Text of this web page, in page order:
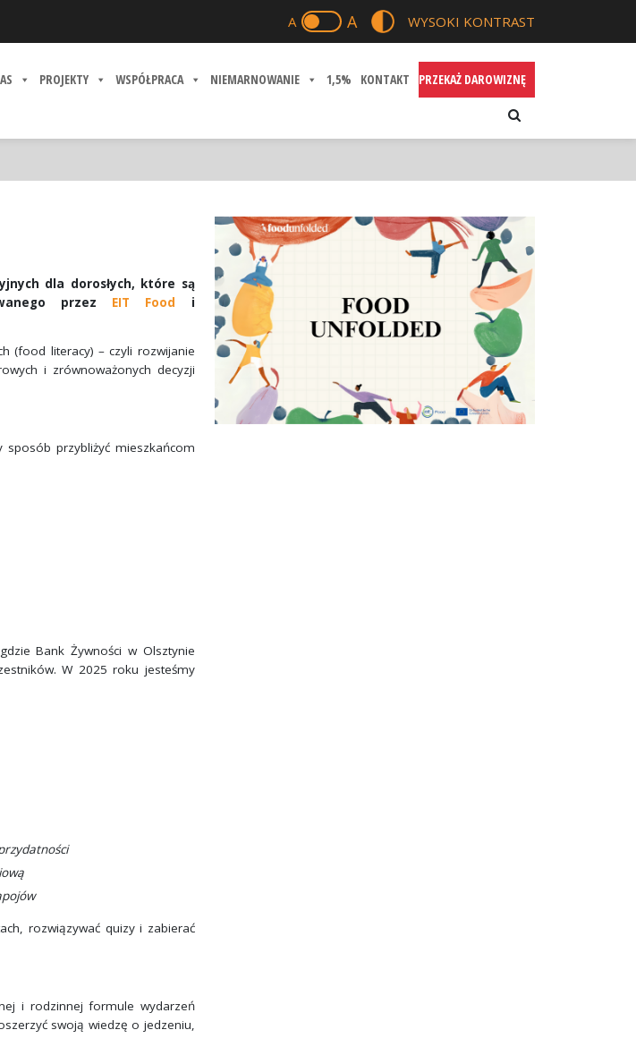
A A WYSOKI KONTRAST
PROJEKTY WSPÓŁPRACA NIEMARNOWANIE 1,5% KONTAKT PRZEKAŻ DAROWIZNĘ
dla dorosłych, które są
przez EIT Food i
(food literacy) – czyli rozwijanie
i zrównoważonych decyzji
przybliżyć mieszkańcom
Bank Żywności w Olsztynie
W 2025 roku jesteśmy
rozwiązywać quizy i zabierać
i rodzinnej formule wydarzeń
swoją wiedzę o jedzeniu,